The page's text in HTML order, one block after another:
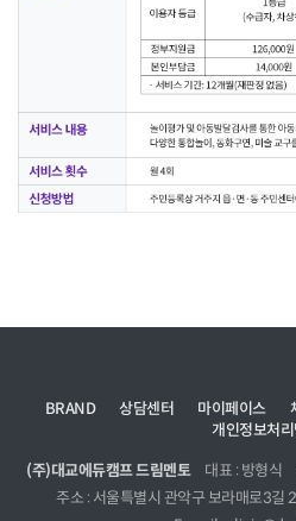
BRAND 상담센터 마이페이스
개인정보처
(주)대교에듀캠프 드림멘토 대표 : 방형식
주소 : 서울특별시 관악구 보라매로3길